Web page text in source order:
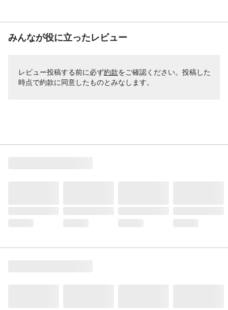
みんなが役に立ったレビュー
レビュー投稿する前に必ず約款をご確認ください。投稿した
時点で約款に同意したものとみなします。